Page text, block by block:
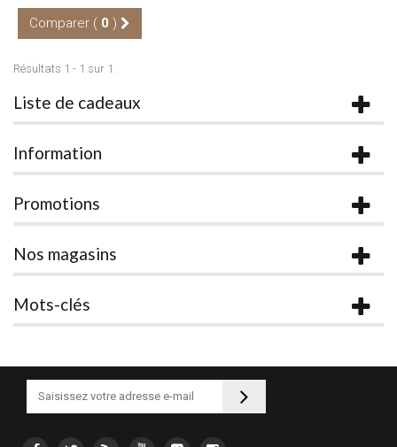
Comparer ( 0 )
Résultats 1 - 1 sur 1.
Liste de cadeaux
Information
Promotions
Nos magasins
Mots-clés